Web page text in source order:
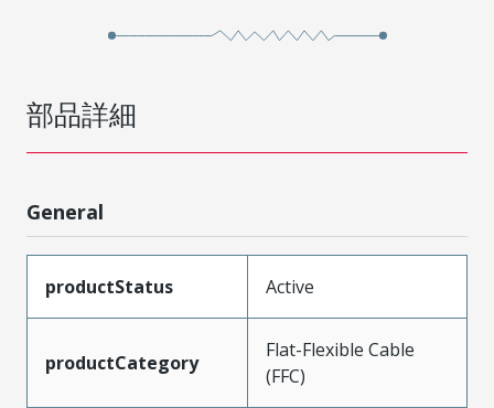
部品詳細
General
productStatus Active
productCategory
Flat-Flexible Cable
(FFC)